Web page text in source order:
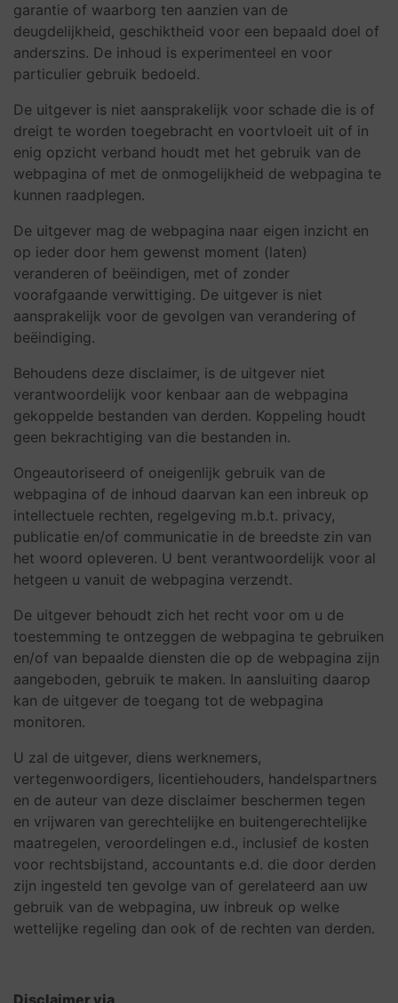
garantie of waarborg ten aanzien van de
deugdelijkheid, geschiktheid voor een bepaald doel of
anderszins. De inhoud is experimenteel en voor
particulier gebruik bedoeld.
De uitgever is niet aansprakelijk voor schade die is of
dreigt te worden toegebracht en voortvloeit uit of in
enig opzicht verband houdt met het gebruik van de
webpagina of met de onmogelijkheid de webpagina te
kunnen raadplegen.
De uitgever mag de webpagina naar eigen inzicht en
op ieder door hem gewenst moment (laten)
veranderen of beëindigen, met of zonder
voorafgaande verwittiging. De uitgever is niet
aansprakelijk voor de gevolgen van verandering of
beëindiging.
Behoudens deze disclaimer, is de uitgever niet
verantwoordelijk voor kenbaar aan de webpagina
gekoppelde bestanden van derden. Koppeling houdt
geen bekrachtiging van die bestanden in.
Ongeautoriseerd of oneigenlijk gebruik van de
webpagina of de inhoud daarvan kan een inbreuk op
intellectuele rechten, regelgeving m.b.t. privacy,
publicatie en/of communicatie in de breedste zin van
het woord opleveren. U bent verantwoordelijk voor al
hetgeen u vanuit de webpagina verzendt.
De uitgever behoudt zich het recht voor om u de
toestemming te ontzeggen de webpagina te gebruiken
en/of van bepaalde diensten die op de webpagina zijn
aangeboden, gebruik te maken. In aansluiting daarop
kan de uitgever de toegang tot de webpagina
monitoren.
U zal de uitgever, diens werknemers,
vertegenwoordigers, licentiehouders, handelspartners
en de auteur van deze disclaimer beschermen tegen
en vrijwaren van gerechtelijke en buitengerechtelijke
maatregelen, veroordelingen e.d., inclusief de kosten
voor rechtsbijstand, accountants e.d. die door derden
zijn ingesteld ten gevolge van of gerelateerd aan uw
gebruik van de webpagina, uw inbreuk op welke
wettelijke regeling dan ook of de rechten van derden.
Disclaimer via